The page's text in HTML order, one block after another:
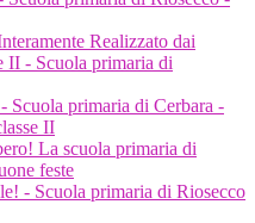
Realizzato dai
II - Scuola primaria di
Scuola primaria di Cerbara -
II
La scuola primaria di
feste
- Scuola primaria di Riosecco